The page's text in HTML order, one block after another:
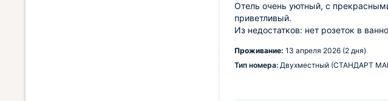
Отель очень уютный, с
приветливый.
Из недостатков: нет розеток в
Проживание: 13 апреля 2026 (2 дня)
Тип номера: Двухместный (СТАНДАРТ